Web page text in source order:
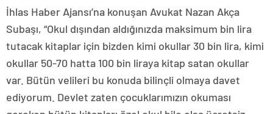
İhlas Haber Ajansı’na konuşan Avukat Nazan Akça
Subaşı, “Okul dışından aldığınızda maksimum bin lira
tutacak kitaplar için bizden kimi okullar 30 bin lira, kimi
okullar 50-70 hatta 100 bin liraya kitap satan okullar
var. Bütün velileri bu konuda bilinçli olmaya davet
ediyorum. Devlet zaten çocuklarımızın okuması